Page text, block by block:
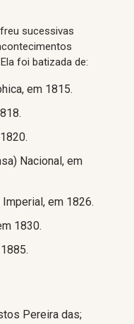
sucessivas
foi batizada de:
em 1815.
Nacional, em
em 1826.
1830.
Pereira das;